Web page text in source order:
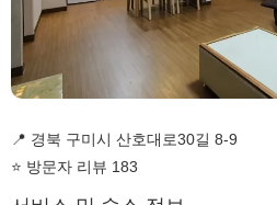
📍 경북 구미시 산호대로30길 8-9
⭐ 방문자 리뷰 183